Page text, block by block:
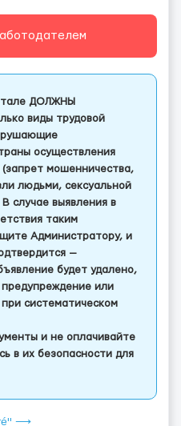
ДОЛЖНЫ
виды трудовой
осуществления
мошенничества,
людьми, сексуальной
случае выявления в
таким
Администратору, и
—
будет удалено,
или
систематическом
и не оплачивайте
в их безопасности для
⟶